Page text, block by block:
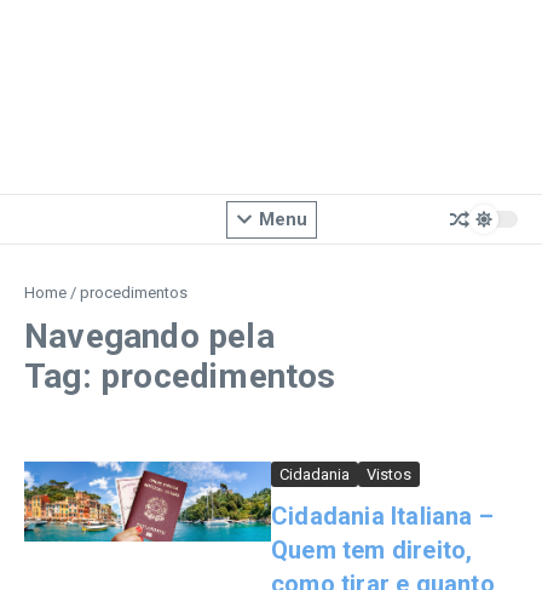
Menu
Home / procedimentos
Navegando pela
Tag: procedimentos
Cidadania Vistos
Cidadania Italiana –
Quem tem direito,
como tirar e quanto